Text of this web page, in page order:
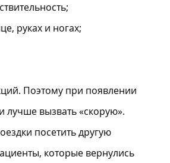
руках и ногах;
Поэтому при появлении
лучше вызвать «скорую».
посетить другую
которые вернулись